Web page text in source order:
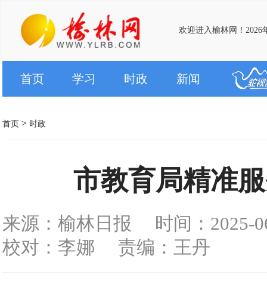
欢迎进入榆林网！2026
首页 学习 时政 新闻
首页 > 时政
市教育局精准
来源：榆林日报
时间：2025-
校对：李娜
责编：王丹